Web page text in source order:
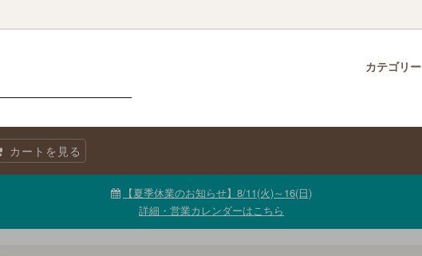
カテゴリー
ガニックコットン
生地【セール品・値下げ品】
カートを見る
【夏季休業のお知らせ】8/11(火)～16(日)
詳細・営業カレンダーはこちら